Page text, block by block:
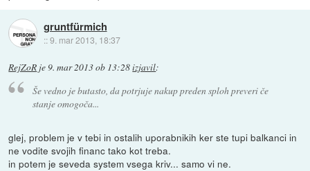
gruntfürmich
::9. mar 2013, 18:37
RejZoR je9. mar 2013 ob 13:28izjavil:
Še vedno je butasto, da potrjuje nakup preden sploh preveri če
stanje omogoča...
glej, problem je v tebi in ostalih uporabnikih ker ste tupi balkanci in
ne vodite svojih financ tako kot treba.
in potem je seveda system vsega kriv... samo vi ne.